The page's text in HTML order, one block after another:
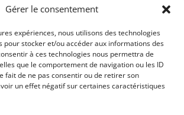
Gérer le consentement
expériences, nous utilisons des technologies
pour stocker et/ou accéder aux informations des
à ces technologies nous permettra de
que le comportement de navigation ou les ID
fait de ne pas consentir ou de retirer son
un effet négatif sur certaines caractéristiques
retour
Denise Fournier 2019